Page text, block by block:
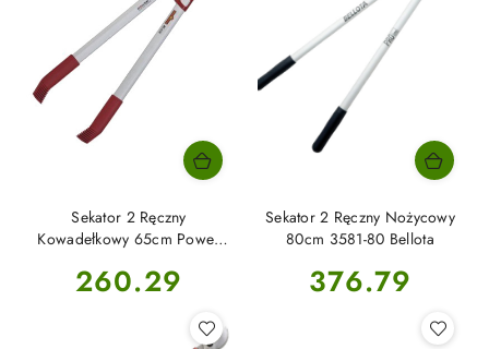
Sekator 2 Ręczny
Kowadełkowy 65cm Power
Cena:
260.29
Sekator 2 Ręczny Nożycowy
80cm 3581-80 Bellota
Cena:
376.79